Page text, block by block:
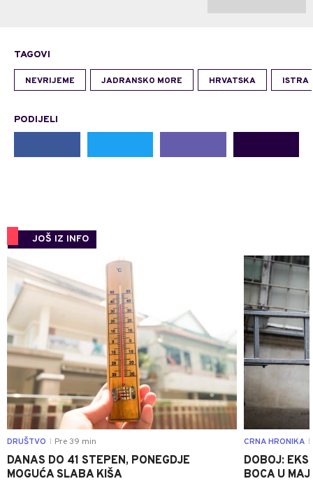
TAGOVI
NEVRIJEME JADRANSKO MORE HRVATSKA ISTRA
PODIJELI
JOŠ IZ INFO
DRUŠTVO Pre 39 min
DANAS DO 41 STEPEN, PONEGDJE
MOGUĆA SLABA KIŠA
CRNA HRONIKA
DOBOJ:
BOCA U